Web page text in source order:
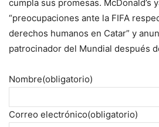
cumpla sus promesas. McDonald’s
“preocupaciones ante la FIFA
derechos humanos en Catar” y
patrocinador del Mundial después
Nombre(obligatorio)
Correo electrónico(obligatorio)